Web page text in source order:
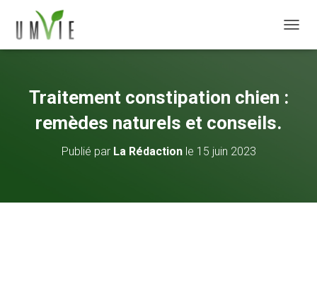
Traitement constipation chien :
remèdes naturels et conseils.
Publié par La Rédactionle 15 juin 2023